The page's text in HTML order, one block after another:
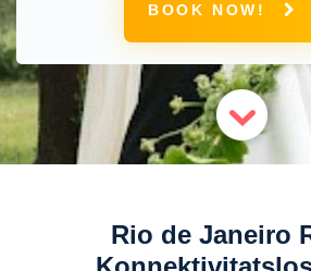
BOOK NOW!
Rio de Janeiro